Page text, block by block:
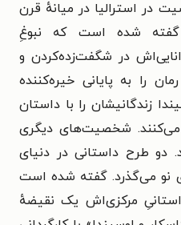
در استرالیا در میانه‌ٔ قرن
گفته شده است که نبوغِ
در شگفت‌زده‌کردن و
را به پایانی خیره‌کننده
زندگانیشان را با داستان
شخصیت‌های دیگری
دو طرح داستانی در دنیای
نو می‌گذرد. گفته شده است
مرکزی‌اش یک نقیضهٔ